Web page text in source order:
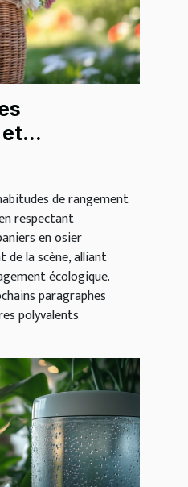
paniers
de rangement
respectant
en osier
de la scène, alliant
écologique.
paragraphes
polyvalents